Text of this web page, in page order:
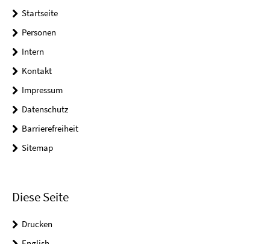
Startseite
Personen
Intern
Kontakt
Impressum
Datenschutz
Barrierefreiheit
Sitemap
Diese Seite
Drucken